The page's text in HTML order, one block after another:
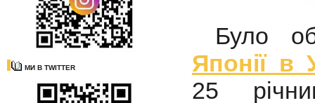
МИ В TWITTER
Було
Японії в
25